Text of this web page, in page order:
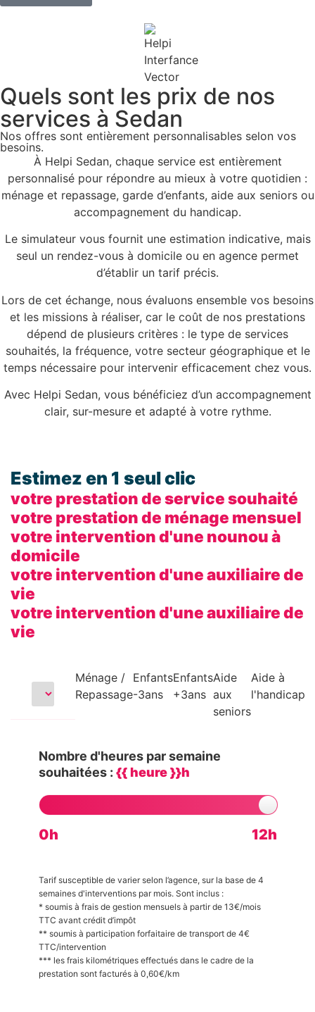
Quels sont les prix de nos
services à Sedan
Nos offres sont entièrement personnalisables selon vos
besoins.
À Helpi Sedan, chaque service est entièrement
personnalisé pour répondre au mieux à votre quotidien :
ménage et repassage, garde d’enfants, aide aux seniors ou
accompagnement du handicap.
Le simulateur vous fournit une estimation indicative, mais
seul un rendez-vous à domicile ou en agence permet
d’établir un tarif précis.
Lors de cet échange, nous évaluons ensemble vos besoins
et les missions à réaliser, car le coût de nos prestations
dépend de plusieurs critères : le type de services
souhaités, la fréquence, votre secteur géographique et le
temps nécessaire pour intervenir efficacement chez vous.
Avec Helpi Sedan, vous bénéficiez d’un accompagnement
clair, sur-mesure et adapté à votre rythme.
Estimez en 1 seul clic
votre prestation de service souhaité
votre prestation de ménage mensuel
votre intervention d'une nounou à
domicile
votre intervention d'une auxiliaire de
vie
votre intervention d'une auxiliaire de
vie
Ménage /
Repassage
Enfants
-3ans
Enfants
+3ans
Aide
aux
seniors
Aide à
l'handicap
Nombre d'heures par semaine
souhaitées : {{ heure }}h
0h 12h
Tarif susceptible de varier selon l’agence, sur la base de 4
semaines d'interventions par mois. Sont inclus :
* soumis à frais de gestion mensuels à partir de 13€/mois
TTC avant crédit d’impôt
** soumis à participation forfaitaire de transport de 4€
TTC/intervention
*** les frais kilométriques effectués dans le cadre de la
prestation sont facturés à 0,60€/km